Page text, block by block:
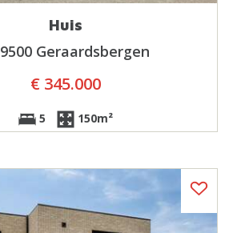
Huis
9500 Geraardsbergen
€ 345.000
5 150m²